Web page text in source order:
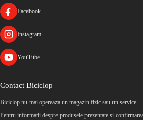
Facebook
Instagram
YouTube
Contact Biciclop
Biciclop nu mai opereaza un magazin fizic sau un service.
Pentru informatii despre produsele prezentate si